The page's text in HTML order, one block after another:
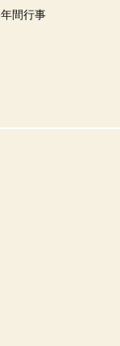
年間行事